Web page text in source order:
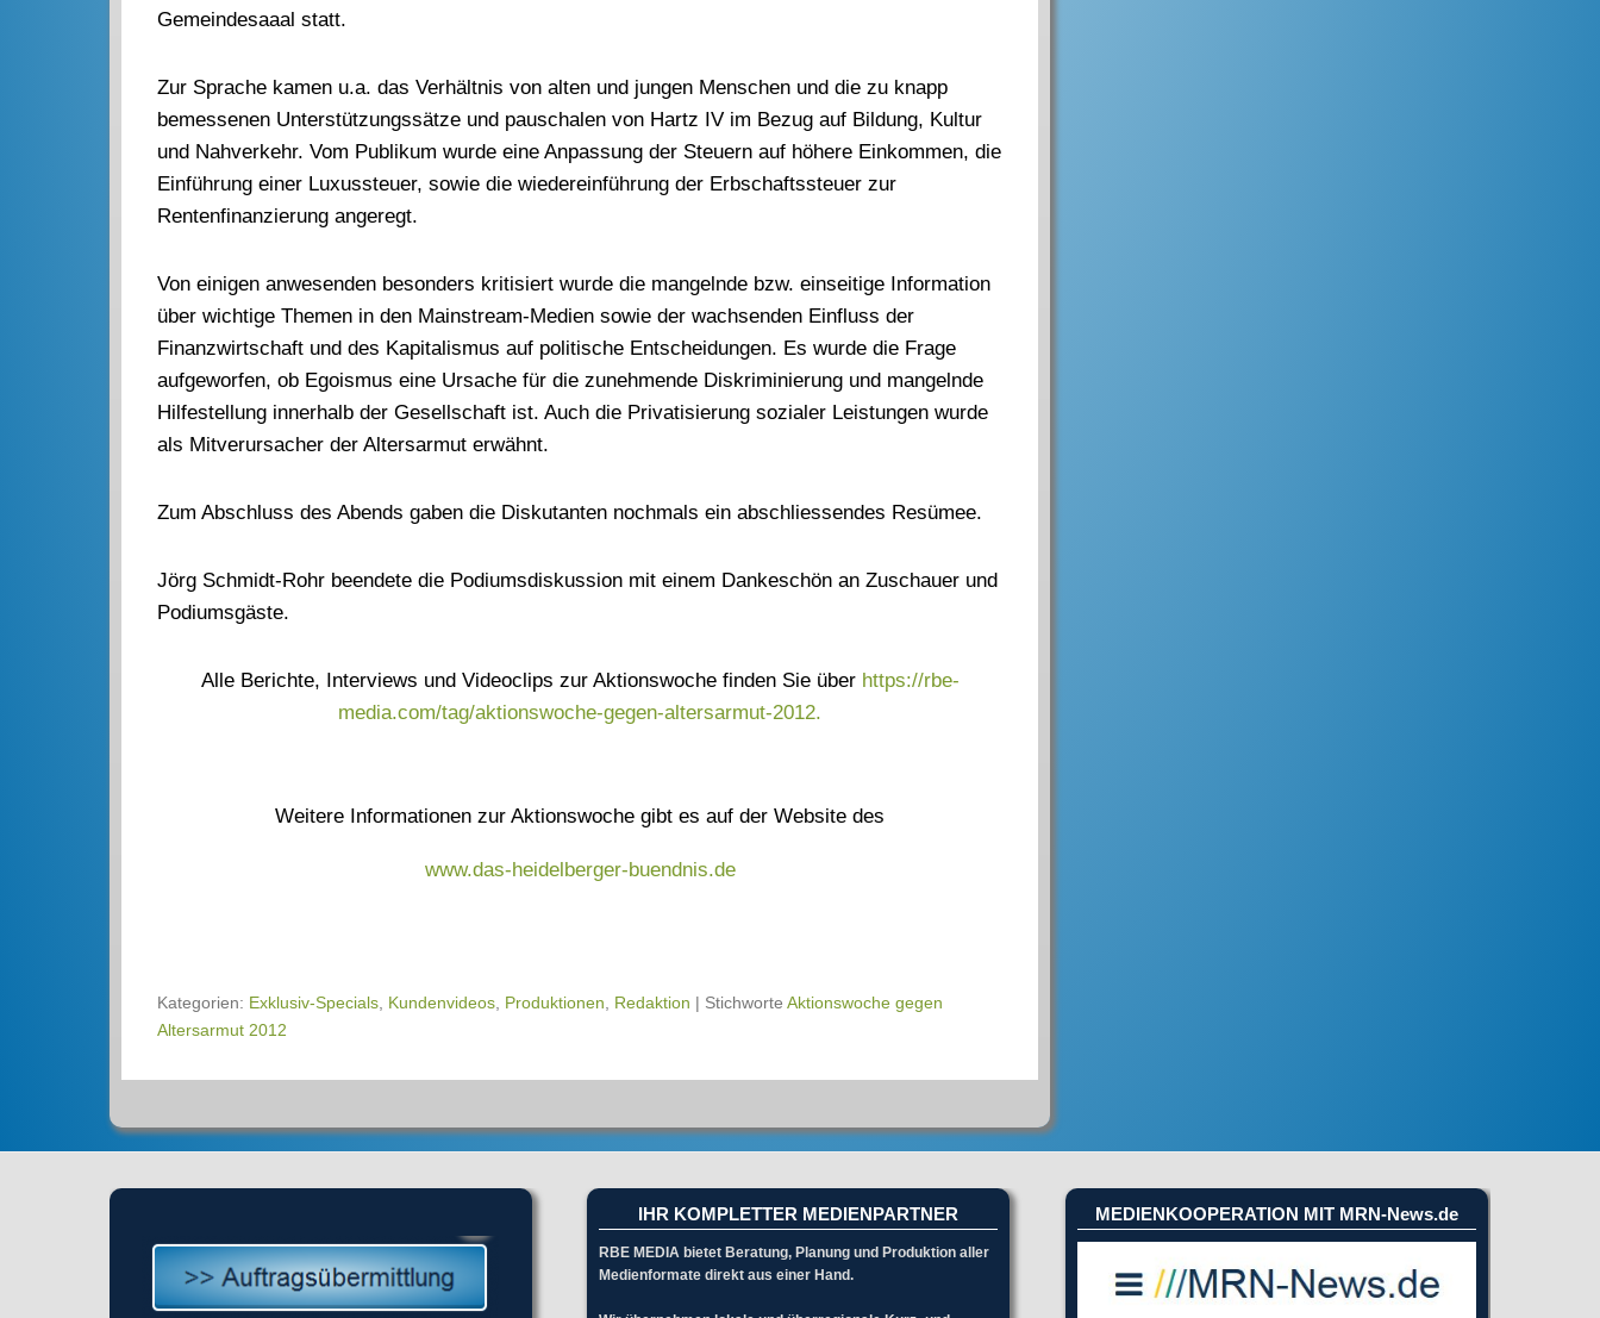
Gemeindesaaal statt.
Zur Sprache kamen u.a. das Verhältnis von alten und jungen Menschen und die zu knapp
bemessenen Unterstützungssätze und pauschalen von Hartz IV im Bezug auf Bildung, Kultur
und Nahverkehr. Vom Publikum wurde eine Anpassung der Steuern auf höhere Einkommen, die
Einführung einer Luxussteuer, sowie die wiedereinführung der Erbschaftssteuer zur
Rentenfinanzierung angeregt.
Von einigen anwesenden besonders kritisiert wurde die mangelnde bzw. einseitige Information
über wichtige Themen in den Mainstream-Medien sowie der wachsenden Einfluss der
Finanzwirtschaft und des Kapitalismus auf politische Entscheidungen. Es wurde die Frage
aufgeworfen, ob Egoismus eine Ursache für die zunehmende Diskriminierung und mangelnde
Hilfestellung innerhalb der Gesellschaft ist. Auch die Privatisierung sozialer Leistungen wurde
als Mitverursacher der Altersarmut erwähnt.
Zum Abschluss des Abends gaben die Diskutanten nochmals ein abschliessendes Resümee.
Jörg Schmidt-Rohr beendete die Podiumsdiskussion mit einem Dankeschön an Zuschauer und
Podiumsgäste.
Alle Berichte, Interviews und Videoclips zur Aktionswoche finden Sie über https://rbe-
media.com/tag/aktionswoche-gegen-altersarmut-2012.
Weitere Informationen zur Aktionswoche gibt es auf der Website des
www.das-heidelberger-buendnis.de
Kategorien: Exklusiv-Specials Kundenvideos Produktionen Redaktion | Stichworte Aktionswoche gegen
Altersarmut 2012
IHR KOMPLETTER MEDIENPARTNER
RBE MEDIA bietet Beratung, Planung und Produktion aller
Medienformate direkt aus einer Hand.
MEDIENKOOPERATION MIT MRN-News.de